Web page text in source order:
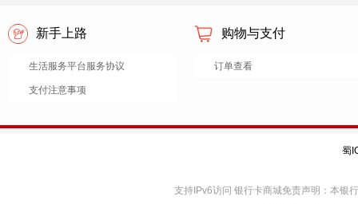
新手上路
生活服务平台服务协议
支付注意事项
购物与支付
订单查看
蜀
支持IPv6访问 银行卡商城免责声明：本银